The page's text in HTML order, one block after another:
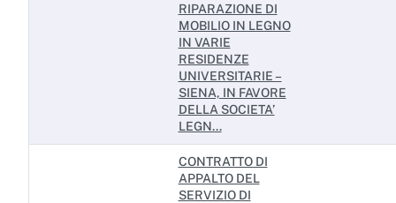
Pagamenti dell'amministrazione
Pianificazione e governo del territorio
Informazioni ambientali
Interventi straordinari e di emergenza
RIPARAZIONE DI
MOBILIO IN LEGNO
IN VARIE
RESIDENZE
UNIVERSITARIE –
SIENA, IN FAVORE
DELLA SOCIETA’
LEGN...
CONTRATTO DI
APPALTO DEL
SERVIZIO DI